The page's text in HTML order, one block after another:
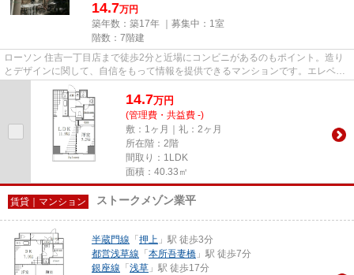
14.7万円
築年数：築17年 ｜募集中： 1室
階数：7階建
ローソン 住吉一丁目店まで徒歩2分と近場にコンビニがあるのもポイント。造り
とデザインに関して、自信をもって情報を提供できるマンションです。エレベー
ターがある物件です。駅まで3...
14.7万円
(管理費・共益費 -)
敷：1ヶ月｜礼：2ヶ月
所在階：2階
間取り：1LDK
面積：40.33㎡
賃貸｜マンション ストークメゾン業平
半蔵門線 「 押上 」駅 徒歩3分
都営浅草線 「 本所吾妻橋 」駅 徒歩7分
銀座線 「 浅草 」駅 徒歩17分